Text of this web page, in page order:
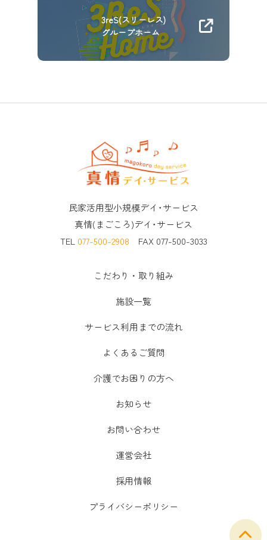
3reS(スリーレス)
グループホーム
民家活用型小規模デイ･サービス
真情(まごころ)デイ･サービス
TEL 077-500-2908 FAX 077-500-3033
こだわり・取り組み
施設一覧
サービス利用までの流れ
よくあるご質問
介護でお困りの方へ
お知らせ
お問い合わせ
運営会社
採用情報
プライバシーポリシー